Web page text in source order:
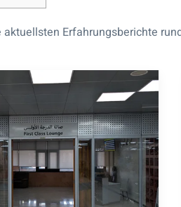
aktuellsten Erfahrungsberichte